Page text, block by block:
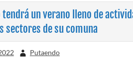
tendrá un verano lleno de
sectores de su comuna
Putaendo